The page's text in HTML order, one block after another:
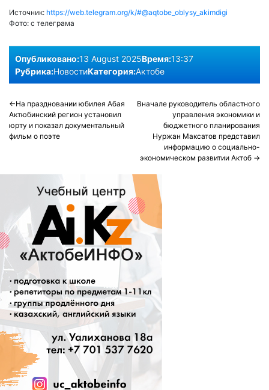
Источник: https://web.telegram.org/k/#@aqtobe_oblysy_akimdigi
Фото: с телеграма
Опубликовано:13 August 2025Время:13:37
Рубрика:НовостиКатегория:Актобе
Post
navigation
На праздновании юбилея Абая
Актюбинский регион установил
юрту и показал документальный
фильм о поэте
Вначале руководитель областного
управления экономики и
бюджетного планирования
Нуржан Максатов представил
информацию о социально-
экономическом развитии Актоб